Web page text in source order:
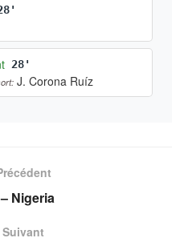
28'
J. Corona Ruíz
Nigeria